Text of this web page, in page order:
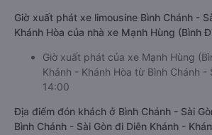
Giờ xuất phát xe limousine Bình Chánh -
Khánh Hòa của nhà xe Mạnh Hùng (Bình
Giờ xuất phát của xe Mạnh Hùng
Khánh - Khánh Hòa từ Bình Chánh -
14:00
Địa điểm đón khách ở Bình Chánh - Sài
Bình Chánh - Sài Gòn đi Diên Khánh -